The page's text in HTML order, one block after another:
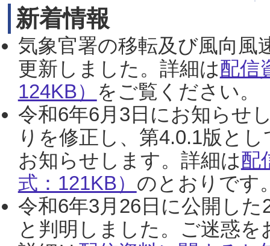
新着情報
気象官署の移転及び風向風
更新しました。詳細は配信
124KB） をご覧ください。
令和6年6月3日にお知らせ
りを修正し、第4.0.1版と
お知らせします。詳細は配
式：121KB） のとおりです
令和6年3月26日に公開し
と判明しました。ご迷惑